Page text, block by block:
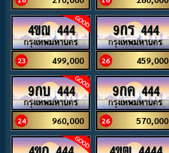
4ขณ 444
23 499,000
9กร 444
26 459,000
9กบ 444
24 960,000
9กค 444
26 570,000